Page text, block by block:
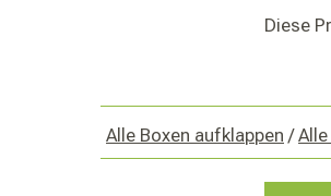
Diese
Alle Boxen aufklappen /